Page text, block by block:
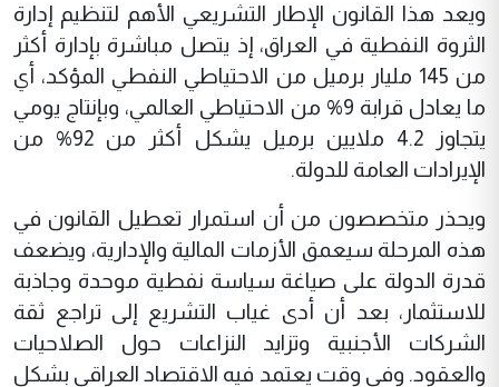
ويعد هذا القانون الإطار التشريعي الأهم لتنظيم إدارة
الثروة النفطية في العراق، إذ يتصل مباشرة بإدارة أكثر
من 145 مليار برميل من الاحتياطي النفطي المؤكد، أي
ما يعادل قرابة 9% من الاحتياطي العالمي، وبإنتاج يومي
يتجاوز 4.2 ملايين برميل يشكل أكثر من 92% من
الإيرادات العامة للدولة.
ويحذر متخصصون من أن استمرار تعطيل القانون في
هذه المرحلة سيعمق الأزمات المالية والإدارية، ويضعف
قدرة الدولة على صياغة سياسة نفطية موحدة وجاذبة
للاستثمار، بعد أن أدى غياب التشريع إلى تراجع ثقة
الشركات الأجنبية وتزايد النزاعات حول الصلاحيات
والعقود. وفي وقت يعتمد فيه الاقتصاد العراقي بشكل